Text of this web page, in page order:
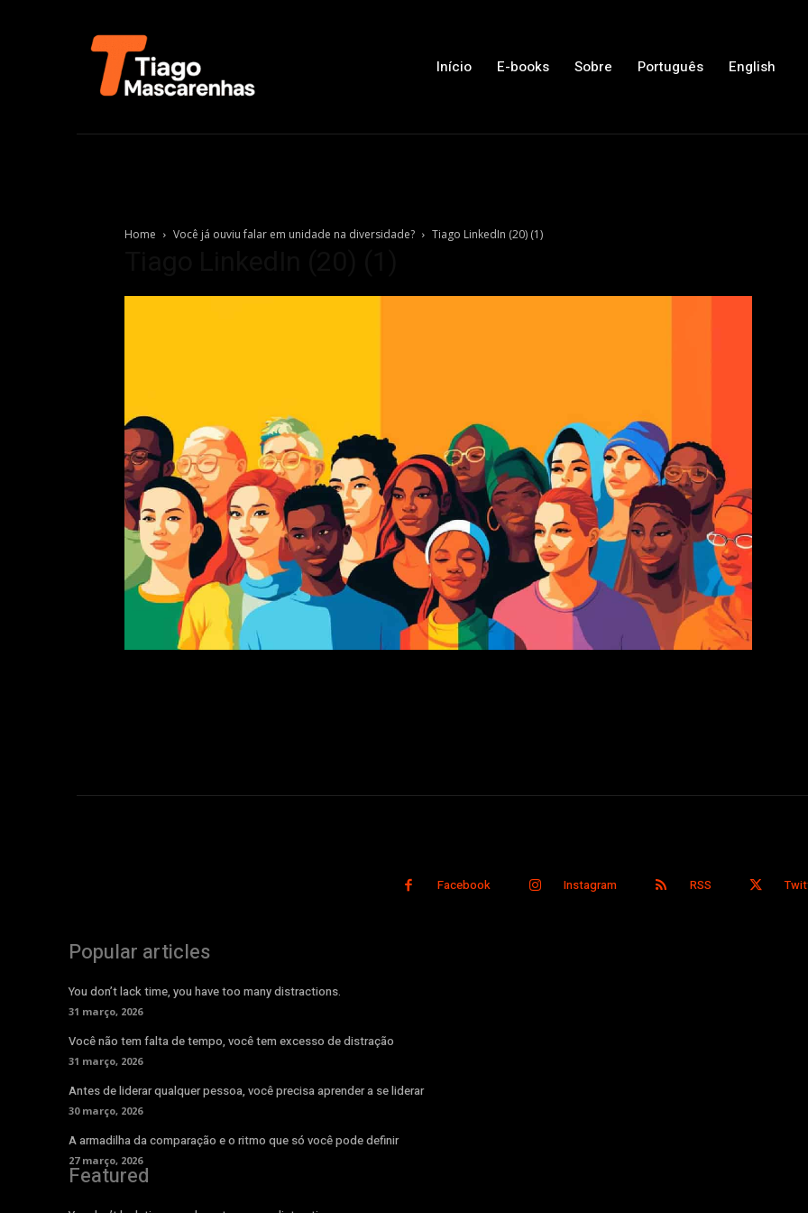
Início E-books Sobre Português English
Home Você já ouviu falar em unidade na diversidade? Tiago LinkedIn (20) (1)
Facebook Instagram RSS
Popular articles
You don’t lack time, you have too many distractions.
31 março, 2026
Você não tem falta de tempo, você tem excesso de distração
31 março, 2026
Antes de liderar qualquer pessoa, você precisa aprender a se liderar
30 março, 2026
A armadilha da comparação e o ritmo que só você pode definir
27 março, 2026
Featured